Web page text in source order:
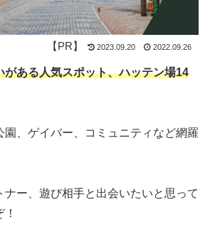
2023.09.20 2022.09.26
がある人気スポット、ハッテン場14
園、ゲイバー、コミュニティなど網羅
ナー、遊び相手と出会いたいと思って